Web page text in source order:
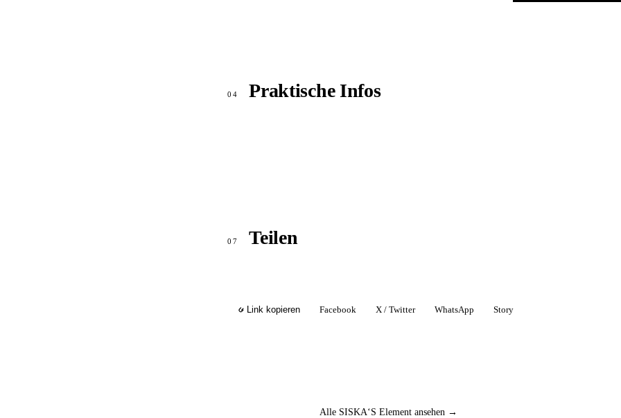
04 Praktische Infos
07 Teilen
Link kopieren Facebook X / Twitter WhatsApp Story
Alle SISKA‘S Element ansehen →